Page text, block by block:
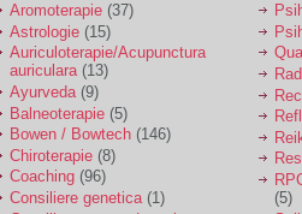
Sunt casatorita, am
31 de ani si un copil in
varsta de 2 ani care
mi-e lumina ochilor.
De ceva timp simt ca
mi s-a adunat
oboseala, o oboseala
cronica de care nu pot
scapa si simt ca din
cauza ei nu pot
Aromoterapie (37)
Astrologie (15)
Auriculoterapie/Acupunctura
auriculara(13)
Ayurveda(9)
Balneoterapie (5)
Bowen / Bowtech (146)
Chiroterapie (8)
Coaching (96)
Consiliere genetica(1)
(5)